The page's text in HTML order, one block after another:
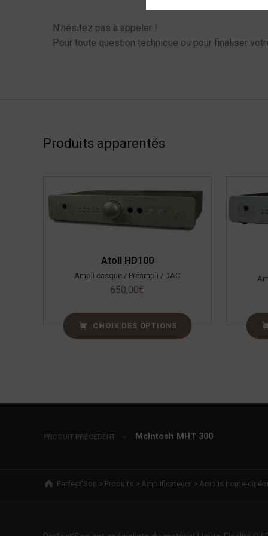
N'hésitez pas à appeler !
Pour toute question technique ou pour finaliser
Produits apparentés
Atoll HD100
Ampli casque / Préampli / DAC
650,00€
CHOIX DES OPTIONS
Navigation de l’article
PRODUIT PRÉCÉDENT McIntosh MHT 300
Breadcrumbs navigation
Perfect’Son > Produits > Amplificateurs > Amplis home-